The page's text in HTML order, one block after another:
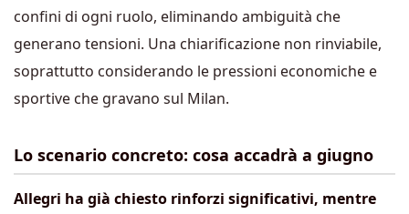
confini di ogni ruolo, eliminando ambiguità che
generano tensioni. Una chiarificazione non rinviabile,
soprattutto considerando le pressioni economiche e
sportive che gravano sul Milan.
Lo scenario concreto: cosa accadrà a giugno
Allegri ha già chiesto rinforzi significativi, mentre